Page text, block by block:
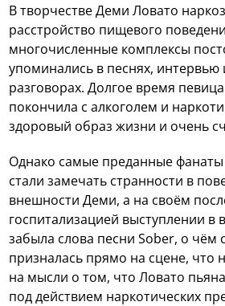
В творчестве Деми Ловато
расстройство пищевого
многочисленные комплексы
упоминались в песнях, интервью
разговорах. Долгое время
покончила с алкоголем и
здоровый образ жизни и очень
Однако самые преданные
стали замечать странности в
внешности Деми, а на своём
госпитализацией выступлении в
забыла слова песни Sober, о чём
призналась прямо на сцене, что
на мысли о том, что Ловато
под действием наркотических